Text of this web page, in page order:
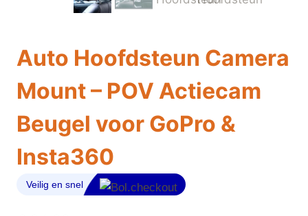
Auto Hoofdsteun Camera
Mount – POV Actiecam
Beugel voor GoPro &
Insta360